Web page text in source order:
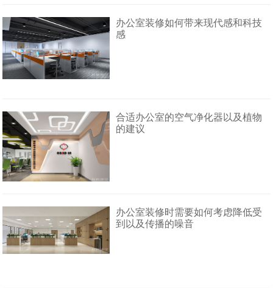
办公室装修如何带来现代感和科技
感
合适办公室的空气净化器以及植物
的建议
办公室装修时需要如何考虑降低受
到以及传播的噪音